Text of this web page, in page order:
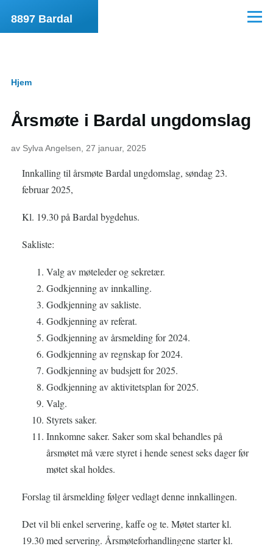
Hopp til hovedinnhold
8897 Bardal Meny
Hjem
Årsmøte i Bardal ungdomslag
av Sylva Angelsen , 27 januar, 2025
Innkalling til årsmøte Bardal ungdomslag, søndag 23.
februar 2025,
Kl. 19.30 på Bardal bygdehus.
Sakliste:
Valg av møteleder og sekretær.
Godkjenning av innkalling.
Godkjenning av sakliste.
Godkjenning av referat.
Godkjenning av årsmelding for 2024.
Godkjenning av regnskap for 2024.
Godkjenning av budsjett for 2025.
Godkjenning av aktivitetsplan for 2025.
Valg.
Styrets saker.
Innkomne saker. Saker som skal behandles på
årsmøtet må være styret i hende senest seks dager før
møtet skal holdes.
Forslag til årsmelding følger vedlagt denne innkallingen.
Det vil bli enkel servering, kaffe og te. Møtet starter kl.
19.30 med servering. Årsmøteforhandlingene starter kl.